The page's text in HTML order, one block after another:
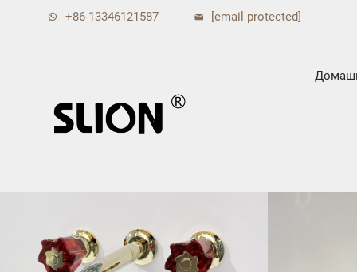
+86-13346121587 [email protected]